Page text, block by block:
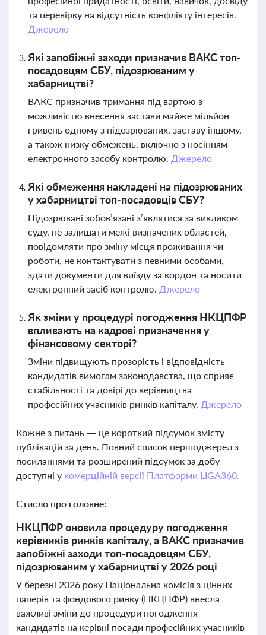
та перевірку на відсутність конфлікту інтересів.
Джерело
Які запобіжні заходи призначив ВАКС топ-
посадовцям СБУ, підозрюваним у
хабарництві?
ВАКС призначив тримання під вартою з
можливістю внесення застави майже мільйон
гривень одному з підозрюваних, заставу іншому,
а також низку обмежень, включно з носінням
електронного засобу контролю. Джерело
Які обмеження накладені на підозрюваних
у хабарництві топ-посадовців СБУ?
Підозрювані зобов’язані з’являтися за викликом
суду, не залишати межі визначених областей,
повідомляти про зміну місця проживання чи
роботи, не контактувати з певними особами,
здати документи для виїзду за кордон та носити
електронний засіб контролю. Джерело
Як зміни у процедурі погодження НКЦПФР
впливають на кадрові призначення у
фінансовому секторі?
Зміни підвищують прозорість і відповідність
кандидатів вимогам законодавства, що сприяє
стабільності та довірі до керівництва
професійних учасників ринків капіталу. Джерело
Кожне з питань — це короткий підсумок змісту
публікацій за день. Повний список першоджерел з
посиланнями та розширений підсумок за добу
доступні у комерційній версії Платформи LIGA360.
Стисло про головне:
НКЦПФР оновила процедуру погодження
керівників ринків капіталу, а ВАКС призначив
запобіжні заходи топ-посадовцям СБУ,
підозрюваним у хабарництві у 2026 році
У березні 2026 року Національна комісія з цінних
паперів та фондового ринку (НКЦПФР) внесла
важливі зміни до процедури погодження
кандидатів на керівні посади професійних учасників